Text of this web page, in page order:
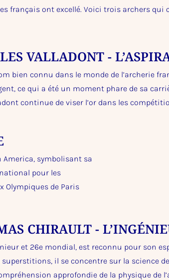
français ont excellé. Voici trois archers
VALLADONT -
bien connu dans le monde de l’archerie
ce qui a été un moment phare de sa
continue de viser l’or dans les
America, symbolisant sa
pour les
Olympiques de Paris
CHIRAULT -
et 26e mondial, est reconnu pour son
il se concentre sur la science
approfondie de la physique de